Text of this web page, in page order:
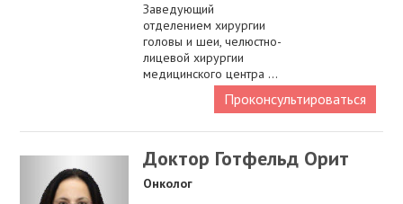
Заведующий
отделением хирургии
головы и шеи, челюстно-
лицевой хирургии
медицинского центра ...
Проконсультироваться
Доктор Готфельд Орит
Онколог